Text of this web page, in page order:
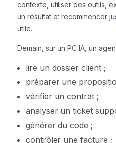
contexte, utiliser des outils,
un résultat et recommencer
utile.
Demain, sur un PC IA, un
lire un dossier client ;
préparer une
vérifier un contrat ;
analyser un ticket
générer du code ;
contrôler une facture ;